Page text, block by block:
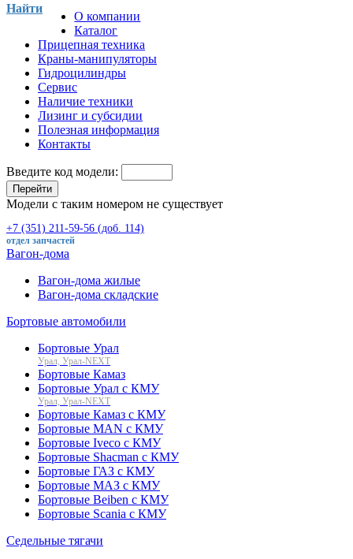
Найти
О компании
Каталог
Прицепная техника
Краны-манипуляторы
Гидроцилиндры
Сервис
Наличие техники
Лизинг и субсидии
Полезная информация
Контакты
Введите код модели:
Перейти
Модели с таким номером не существует
+7 (351) 211-59-56 (доб. 114)
отдел запчастей
Вагон-дома
Вагон-дома жилые
Вагон-дома складские
Бортовые автомобили
Бортовые Урал
Урал, Урал-NEXT
Бортовые Камаз
Бортовые Урал с КМУ
Урал, Урал-NEXT
Бортовые Камаз с КМУ
Бортовые MAN с КМУ
Бортовые Iveco с КМУ
Бортовые Shacman с КМУ
Бортовые ГАЗ с КМУ
Бортовые МАЗ с КМУ
Бортовые Beiben с КМУ
Бортовые Scania с КМУ
Седельные тягачи